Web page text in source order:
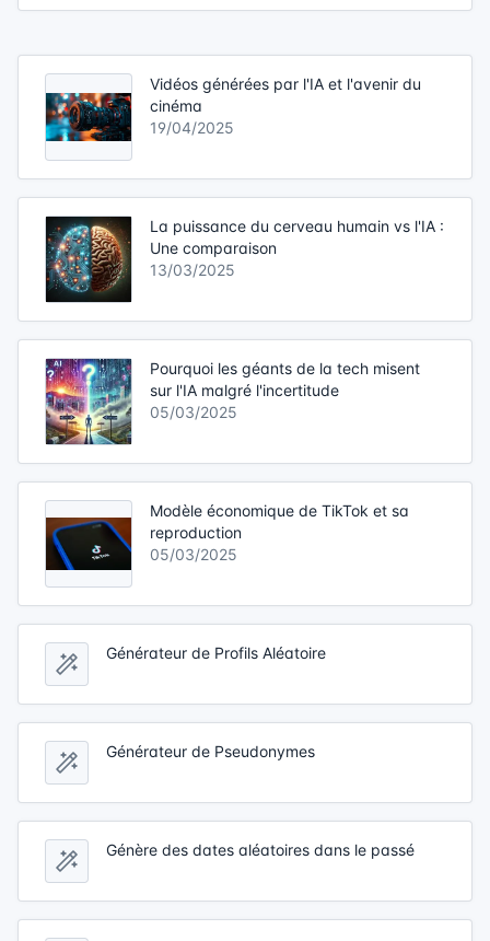
Vidéos générées par l'IA et l'avenir du
cinéma
19/04/2025
La puissance du cerveau humain vs l'IA :
Une comparaison
13/03/2025
Pourquoi les géants de la tech misent
sur l'IA malgré l'incertitude
05/03/2025
Modèle économique de TikTok et sa
reproduction
05/03/2025
Générateur de Profils Aléatoire
Générateur de Pseudonymes
Génère des dates aléatoires dans le passé